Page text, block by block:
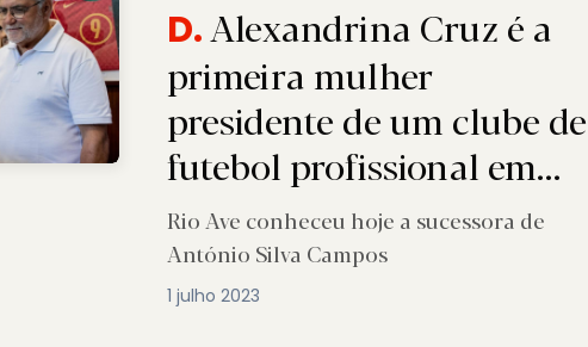
D.Alexandrina Cruz é a
primeira mulher
presidente de um clube de
futebol profissional em
Portugal
Rio Ave conheceu hoje a sucessora de
António Silva Campos
1 julho 2023